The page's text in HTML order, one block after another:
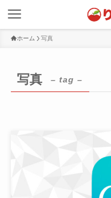
ホーム 写真
写真 – tag –